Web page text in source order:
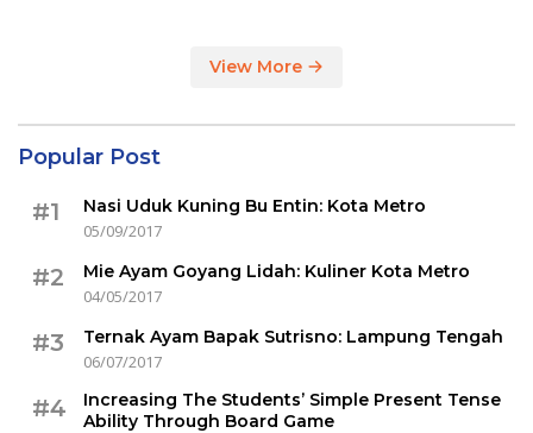
View More
Popular Post
#1
Nasi Uduk Kuning Bu Entin: Kota Metro
05/09/2017
#2
Mie Ayam Goyang Lidah: Kuliner Kota Metro
04/05/2017
#3
Ternak Ayam Bapak Sutrisno: Lampung Tengah
06/07/2017
#4
Increasing The Students’ Simple Present Tense
Ability Through Board Game